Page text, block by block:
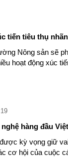
tiến tiêu thụ
Nông sản sẽ
hoạt động xúc
hàng đầu
kỳ vọng giữ
cơ hội của cuộc